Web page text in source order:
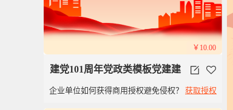
￥10.00
建党101周年党政类模板党建建
企业单位如何获得商用授权避免侵权？ 获取授权